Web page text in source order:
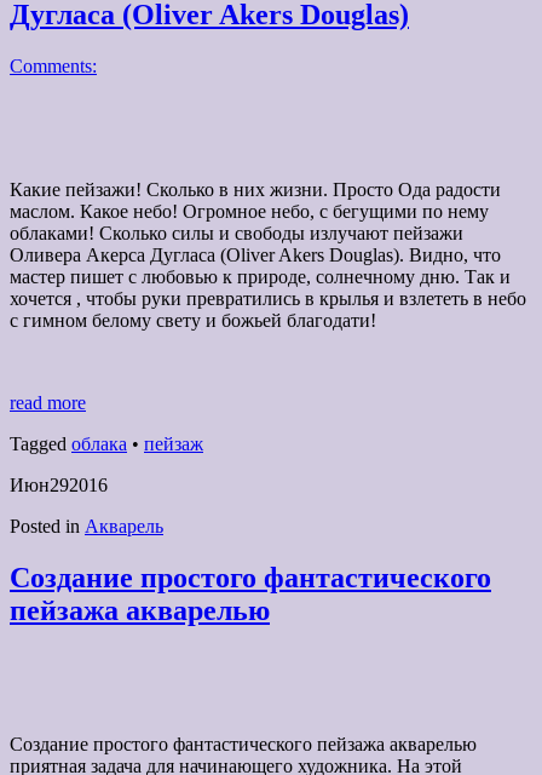
Дугласа (Oliver Akers Douglas)
Comments:
Какие пейзажи! Сколько в них жизни. Просто Ода радости
маслом. Какое небо! Огромное небо, с бегущими по нему
облаками! Сколько силы и свободы излучают пейзажи
Оливера Акерса Дугласа (Oliver Akers Douglas). Видно, что
мастер пишет с любовью к природе, солнечному дню. Так и
хочется , чтобы руки превратились в крылья и взлететь в небо
с гимном белому свету и божьей благодати!
read more
Tagged облака • пейзаж
Июн292016
Posted in Акварель
Создание простого фантастического
пейзажа акварелью
Создание простого фантастического пейзажа акварелью
приятная задача для начинающего художника. На этой